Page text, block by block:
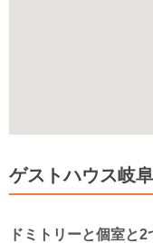
ゲストハウス岐
ドミトリーと個室と